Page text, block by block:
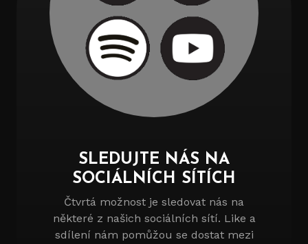
SLEDUJTE NÁS NA
SOCIÁLNÍCH SÍTÍCH
Čtvrtá možnost je sledovat nás na
některé z našich sociálních sítí. Like a
sdílení nám pomůžou se dostat mezi